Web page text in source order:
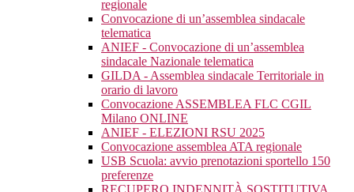
regionale
Convocazione di un’assemblea sindacale
telematica
ANIEF - Convocazione di un’assemblea
sindacale Nazionale telematica
GILDA - Assemblea sindacale Territoriale in
orario di lavoro
Convocazione ASSEMBLEA FLC CGIL
Milano ONLINE
ANIEF - ELEZIONI RSU 2025
Convocazione assemblea ATA regionale
USB Scuola: avvio prenotazioni sportello 150
preferenze